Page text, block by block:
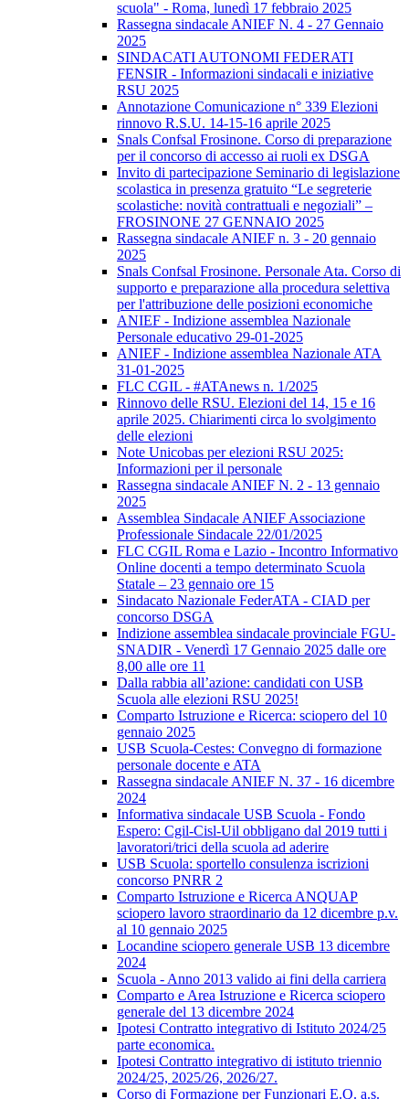
scuola" - Roma, lunedì 17 febbraio 2025
Rassegna sindacale ANIEF N. 4 - 27 Gennaio
2025
SINDACATI AUTONOMI FEDERATI
FENSIR - Informazioni sindacali e iniziative
RSU 2025
Annotazione Comunicazione n° 339 Elezioni
rinnovo R.S.U. 14-15-16 aprile 2025
Snals Confsal Frosinone. Corso di preparazione
per il concorso di accesso ai ruoli ex DSGA
Invito di partecipazione Seminario di legislazione
scolastica in presenza gratuito “Le segreterie
scolastiche: novità contrattuali e negoziali” –
FROSINONE 27 GENNAIO 2025
Rassegna sindacale ANIEF n. 3 - 20 gennaio
2025
Snals Confsal Frosinone. Personale Ata. Corso di
supporto e preparazione alla procedura selettiva
per l'attribuzione delle posizioni economiche
ANIEF - Indizione assemblea Nazionale
Personale educativo 29-01-2025
ANIEF - Indizione assemblea Nazionale ATA
31-01-2025
FLC CGIL - #ATAnews n. 1/2025
Rinnovo delle RSU. Elezioni del 14, 15 e 16
aprile 2025. Chiarimenti circa lo svolgimento
delle elezioni
Note Unicobas per elezioni RSU 2025:
Informazioni per il personale
Rassegna sindacale ANIEF N. 2 - 13 gennaio
2025
Assemblea Sindacale ANIEF Associazione
Professionale Sindacale 22/01/2025
FLC CGIL Roma e Lazio - Incontro Informativo
Online docenti a tempo determinato Scuola
Statale – 23 gennaio ore 15
Sindacato Nazionale FederATA - CIAD per
concorso DSGA
Indizione assemblea sindacale provinciale FGU-
SNADIR - Venerdì 17 Gennaio 2025 dalle ore
8,00 alle ore 11
Dalla rabbia all’azione: candidati con USB
Scuola alle elezioni RSU 2025!
Comparto Istruzione e Ricerca: sciopero del 10
gennaio 2025
USB Scuola-Cestes: Convegno di formazione
personale docente e ATA
Rassegna sindacale ANIEF N. 37 - 16 dicembre
2024
Informativa sindacale USB Scuola - Fondo
Espero: Cgil-Cisl-Uil obbligano dal 2019 tutti i
lavoratori/trici della scuola ad aderire
USB Scuola: sportello consulenza iscrizioni
concorso PNRR 2
Comparto Istruzione e Ricerca ANQUAP
sciopero lavoro straordinario da 12 dicembre p.v.
al 10 gennaio 2025
Locandine sciopero generale USB 13 dicembre
2024
Scuola - Anno 2013 valido ai fini della carriera
Comparto e Area Istruzione e Ricerca sciopero
generale del 13 dicembre 2024
Ipotesi Contratto integrativo di Istituto 2024/25
parte economica.
Ipotesi Contratto integrativo di istituto triennio
2024/25, 2025/26, 2026/27.
Corso di Formazione per Funzionari E.Q. a.s.